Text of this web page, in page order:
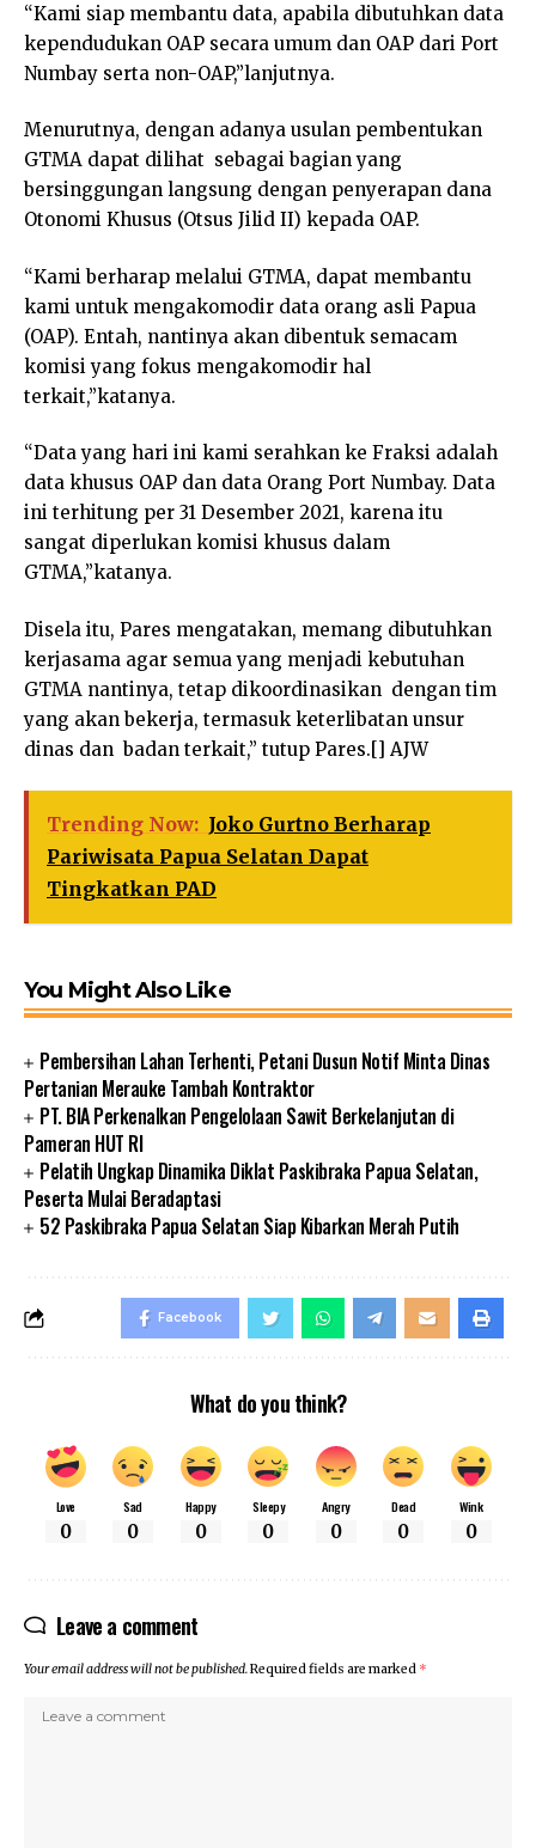
“Kami siap membantu data, apabila dibutuhkan data
kependudukan OAP secara umum dan OAP dari Port
Numbay serta non-OAP,”lanjutnya.
Menurutnya, dengan adanya usulan pembentukan
GTMA dapat dilihat sebagai bagian yang
bersinggungan langsung dengan penyerapan dana
Otonomi Khusus (Otsus Jilid II) kepada OAP.
“Kami berharap melalui GTMA, dapat membantu
kami untuk mengakomodir data orang asli Papua
(OAP). Entah, nantinya akan dibentuk semacam
komisi yang fokus mengakomodir hal
terkait,”katanya.
“Data yang hari ini kami serahkan ke Fraksi adalah
data khusus OAP dan data Orang Port Numbay. Data
ini terhitung per 31 Desember 2021, karena itu
sangat diperlukan komisi khusus dalam
GTMA,”katanya.
Disela itu, Pares mengatakan, memang dibutuhkan
kerjasama agar semua yang menjadi kebutuhan
GTMA nantinya, tetap dikoordinasikan dengan tim
yang akan bekerja, termasuk keterlibatan unsur
dinas dan badan terkait,” tutup Pares.[] AJW
Trending Now: Joko Gurtno Berharap
Pariwisata Papua Selatan Dapat
Tingkatkan PAD
You Might Also Like
Pembersihan Lahan Terhenti, Petani Dusun Notif Minta Dinas
Pertanian Merauke Tambah Kontraktor
PT. BIA Perkenalkan Pengelolaan Sawit Berkelanjutan di
Pameran HUT RI
Pelatih Ungkap Dinamika Diklat Paskibraka Papua Selatan,
Peserta Mulai Beradaptasi
52 Paskibraka Papua Selatan Siap Kibarkan Merah Putih
Facebook
What do you think?
Love
0
Sad
0
Happy
0
Sleepy
0
Angry
0
Dead
0
Wink
0
Leave a comment
Your email address will not be published.Required fields are marked *